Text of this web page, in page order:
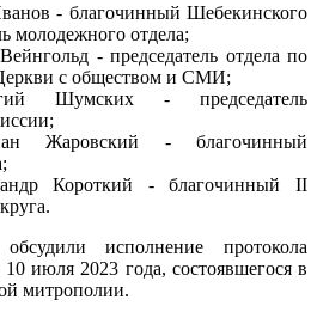
- благочинный Шебекинского
молодежного отдела;
- председатель отдела по
с обществом и СМИ;
Шумских - председатель
Жаровский - благочинный
Короткий - благочинный II
исполнение протокола
июля 2023 года, состоявшегося в
митрополии.